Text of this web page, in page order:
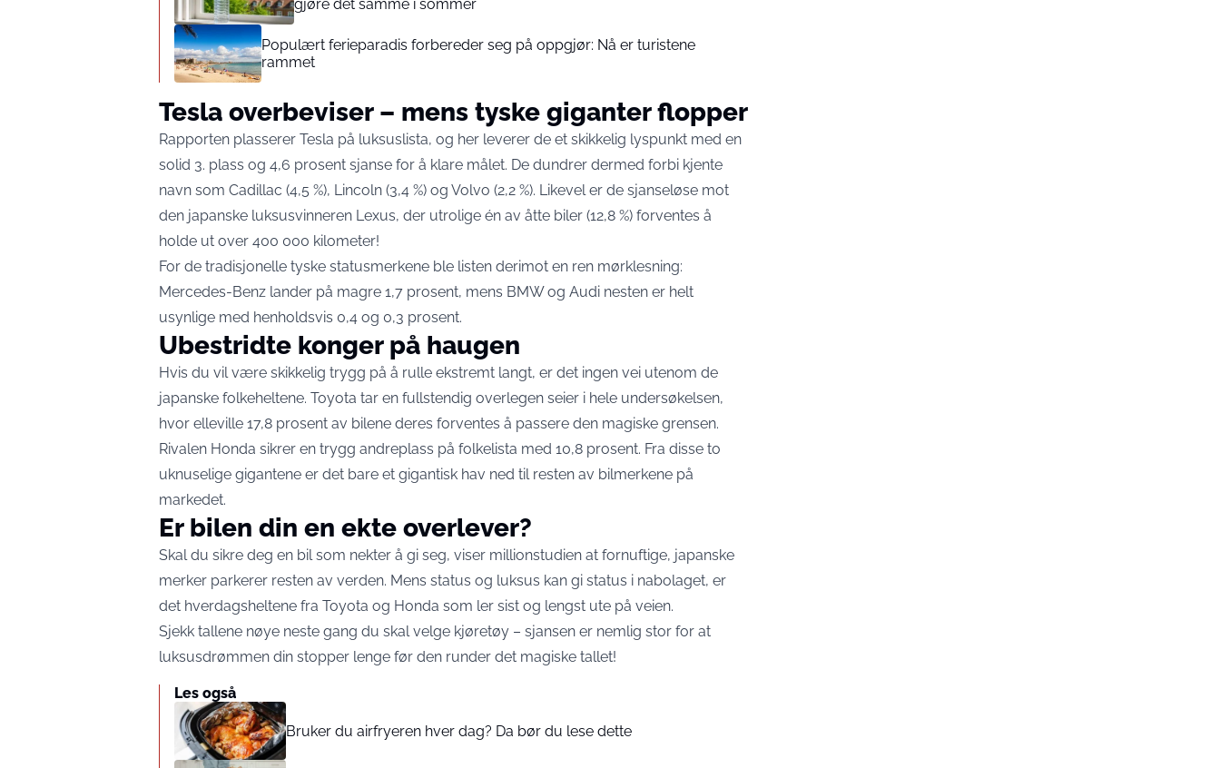
gjøre det samme i sommer
Populært ferieparadis forbereder seg på oppgjør: Nå er turistene
rammet
Tesla overbeviser – mens tyske giganter flopper
Rapporten plasserer Tesla på luksuslista, og her leverer de et skikkelig lyspunkt med en
solid 3. plass og 4,6 prosent sjanse for å klare målet. De dundrer dermed forbi kjente
navn som Cadillac (4,5 %), Lincoln (3,4 %) og Volvo (2,2 %). Likevel er de sjanseløse mot
den japanske luksusvinneren Lexus, der utrolige én av åtte biler (12,8 %) forventes å
holde ut over 400 000 kilometer!
For de tradisjonelle tyske statusmerkene ble listen derimot en ren mørklesning:
Mercedes-Benz lander på magre 1,7 prosent, mens BMW og Audi nesten er helt
usynlige med henholdsvis 0,4 og 0,3 prosent.
Ubestridte konger på haugen
Hvis du vil være skikkelig trygg på å rulle ekstremt langt, er det ingen vei utenom de
japanske folkeheltene. Toyota tar en fullstendig overlegen seier i hele undersøkelsen,
hvor elleville 17,8 prosent av bilene deres forventes å passere den magiske grensen.
Rivalen Honda sikrer en trygg andreplass på folkelista med 10,8 prosent. Fra disse to
uknuselige gigantene er det bare et gigantisk hav ned til resten av bilmerkene på
markedet.
Er bilen din en ekte overlever?
Skal du sikre deg en bil som nekter å gi seg, viser millionstudien at fornuftige, japanske
merker parkerer resten av verden. Mens status og luksus kan gi status i nabolaget, er
det hverdagsheltene fra Toyota og Honda som ler sist og lengst ute på veien.
Sjekk tallene nøye neste gang du skal velge kjøretøy – sjansen er nemlig stor for at
luksusdrømmen din stopper lenge før den runder det magiske tallet!
Les også
Bruker du airfryeren hver dag? Da bør du lese dette